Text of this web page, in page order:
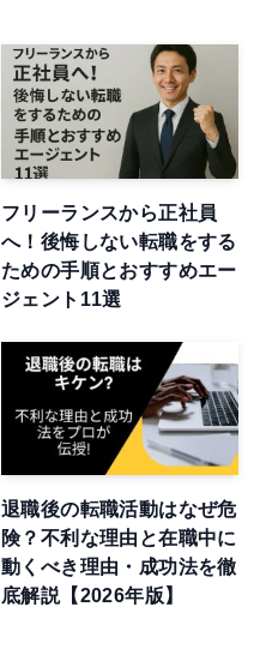
フリーランスから正社員
へ！後悔しない転職をする
ための手順とおすすめエー
ジェント11選
退職後の転職活動はなぜ危
険？不利な理由と在職中に
動くべき理由・成功法を徹
底解説【2026年版】